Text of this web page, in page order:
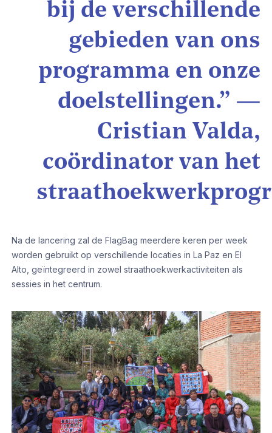
bij de verschillende
gebieden van ons
programma en onze
doelstellingen.” —
Cristian Valda,
coördinator van het
Na de lancering zal de FlagBag meerdere keren per week
worden gebruikt op verschillende locaties in La Paz en El
Alto, geïntegreerd in zowel straathoekwerkactiviteiten als
sessies in het centrum.